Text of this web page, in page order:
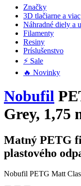
Značky
3D tlačiarne a viac
Náhradné diely a
Filamenty
Resiny
Príslušenstvo
⚡ Sale
🔥 Novinky
Nobufil
Grey, 1,75
Matný PETG
plastového
Nobufil PETG Matt